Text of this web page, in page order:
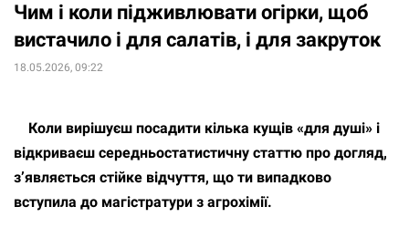
Чим і коли підживлювати огірки, щоб
вистачило і для салатів, і для закруток
18.05.2026, 09:22
Коли вирішуєш посадити кілька кущів «для душі» і
відкриваєш середньостатистичну статтю про догляд,
з’являється стійке відчуття, що ти випадково
вступила до магістратури з агрохімії.